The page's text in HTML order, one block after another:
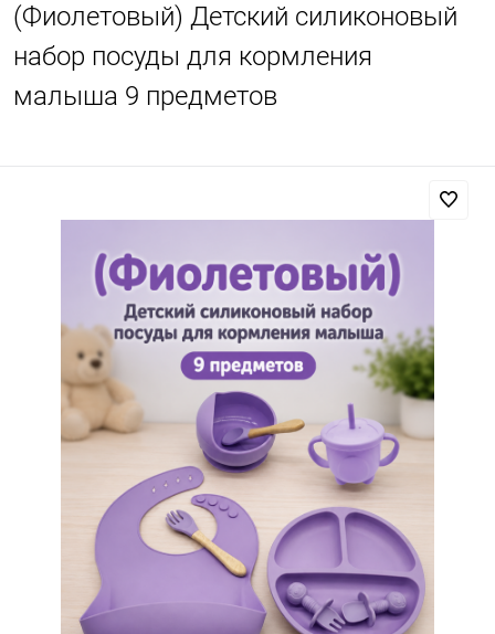
(Фиолетовый) Детский силиконовый
набор посуды для кормления
малыша 9 предметов